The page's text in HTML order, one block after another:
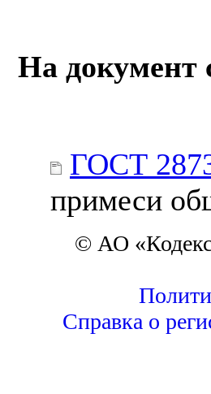
На документ
ГОСТ
примеси
© АО
Справка о